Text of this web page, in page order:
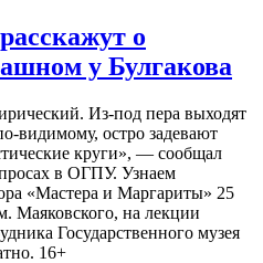
о
у Булгакова
Из-под пера выходят
видимому, остро задевают
круги», — сообщал
в ОГПУ. Узнаем
«Мастера и Маргариты» 25
Маяковского, на лекции
Государственного музея
16+